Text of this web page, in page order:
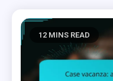
12 MINS READ